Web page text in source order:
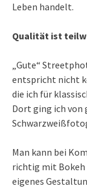
Leben handelt.
Qualität ist
„Gute“
entspricht nicht
die ich für
Dort ging ich von
Man kann bei
richtig mit Bokeh
eigenes